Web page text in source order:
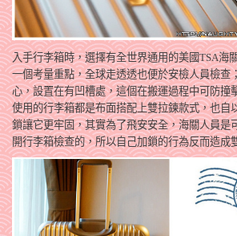
入手行李箱時，選擇有全世界通用的美國TSA海
一個考量重點，全球走透透也便於安檢人員檢查
心，設置在有凹槽處，這個在搬運過程中可防撞
使用的行李箱都是布面搭配上雙拉鍊款式，也自
鎖讓它更牢固，其實為了飛安安全，海關人員是
開行李箱檢查的，所以自己加鎖的行為反而造成